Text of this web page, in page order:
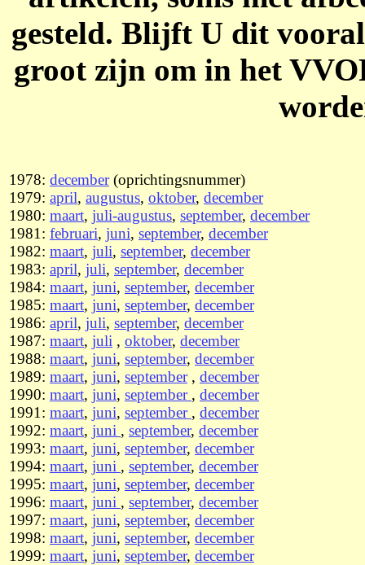
gesteld. Blijft U dit
groot zijn om in het
1978: december(oprichtingsnummer)
1979: april, augustus, oktober, december
1980: maart, juli-augustus, september, december
1981: februari, juni, september, december
1982: maart, juli, september, december
1983: april, juli, september, december
1984: maart, juni, september, december
1985: maart, juni, september, december
1986: april, juli, september, december
1987: maart, juli , oktober, december
1988: maart, juni, september, december
1989: maart, juni, september, december
1990: maart, juni, september , december
1991: maart, juni, september , december
1992: maart, juni , september, december
1993: maart, juni, september, december
1994: maart, juni , september, december
1995: maart, juni, september, december
1996: maart, juni , september, december
1997: maart, juni, september, december
1998: maart, juni, september, december
1999: maart, juni, september, december